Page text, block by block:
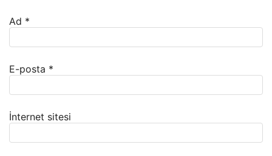
Ad *
E-posta *
İnternet sitesi